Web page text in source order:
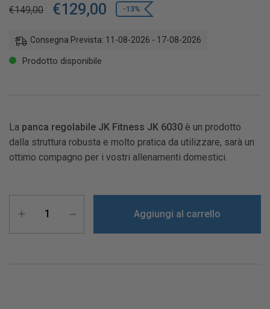
€149,00 €129,00 -13%
Consegna Prevista: 11-08-2026 - 17-08-2026
Prodotto disponibile
La panca regolabile JK Fitness JK 6030 è un prodotto
dalla struttura robusta e molto pratica da utilizzare, sarà un
ottimo compagno per i vostri allenamenti domestici.
Aggiungi al carrello